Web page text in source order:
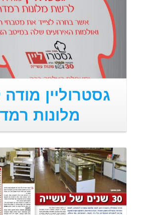
גסטרוליין
מלונות
קרא עוד